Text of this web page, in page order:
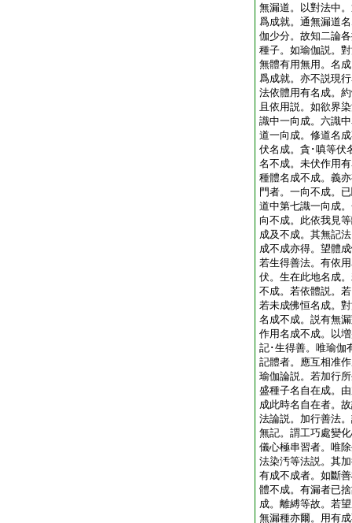
無漏道。以對法中
爲成就。通無漏道
伽少分。故知二論
種子。如瑜伽説。
無體有用無用。名
爲成就。亦不説現
法依體用有名成。
且依用説。如欲界
識中一向成。六識
道一向成。修道名
伏名成。貪･嗔等伏
名不成。未伏作用
種體名成不成。義
門者。一向不成。
道中第七識一向成
向不成。此依我見
成及不成。其無記
成不成亦得。望體
若生得善法。有依
伏。生在此地名成
不成。若依體説。
若未成佛恒名成。
名成不成。説有無
作用名成不成。以
記･生得善。唯瑜伽
記體者。應互相准
瑜伽論説。若加行
盛種子名自在成。
成此時名自在者。
法論説。加行善法
無記。謂工巧處變
儀心極串習者。唯
法染汚等法説。其
有成不成者。如斷
體不成。有漏者已
成。離縛等故。若
無漏種亦爾。用有